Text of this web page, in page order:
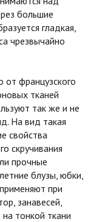
большие
гладкая,
чрезвычайно
французского
тканей
так же и не
На вид такая
свойства
скручивания
прочные
блузы, юбки,
при
занавесей,
тонкой ткани